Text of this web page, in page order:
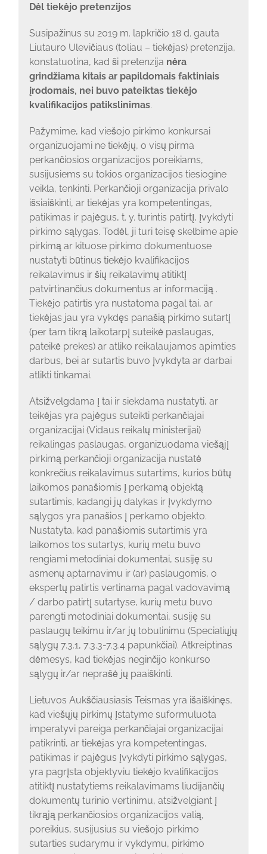
Dėl tiekėjo pretenzijos
Susipažinus su 2019 m. lapkričio 18 d. gauta
Liutauro Ulevičiaus (toliau – tiekėjas) pretenzija,
konstatuotina, kad ši pretenzija nėra
grindžiama kitais ar papildomais faktiniais
įrodomais, nei buvo pateiktas tiekėjo
kvalifikacijos patikslinimas.
Pažymime, kad viešojo pirkimo konkursai
organizuojami ne tiekėjų, o visų pirma
perkančiosios organizacijos poreikiams,
susijusiems su tokios organizacijos tiesiogine
veikla, tenkinti. Perkančioji organizacija privalo
išsiaiškinti, ar tiekėjas yra kompetentingas,
patikimas ir pajėgus, t. y. turintis patirtį, įvykdyti
pirkimo sąlygas. Todėl, ji turi teisę skelbime apie
pirkimą ar kituose pirkimo dokumentuose
nustatyti būtinus tiekėjo kvalifikacijos
reikalavimus ir šių reikalavimų atitiktį
patvirtinančius dokumentus ar informaciją .
Tiekėjo patirtis yra nustatoma pagal tai, ar
tiekėjas jau yra vykdęs panašią pirkimo sutartį
(per tam tikrą laikotarpį suteikė paslaugas,
pateikė prekes) ar atliko reikalaujamos apimties
darbus, bei ar sutartis buvo įvykdyta ar darbai
atlikti tinkamai.
Atsižvelgdama į tai ir siekdama nustatyti, ar
teikėjas yra pajėgus suteikti perkančiajai
organizacijai (Vidaus reikalų ministerijai)
reikalingas paslaugas, organizuodama viešąjį
pirkimą perkančioji organizacija nustatė
konkrečius reikalavimus sutartims, kurios būtų
laikomos panašiomis į perkamą objektą
sutartimis, kadangi jų dalykas ir įvykdymo
sąlygos yra panašios į perkamo objekto.
Nustatyta, kad panašiomis sutartimis yra
laikomos tos sutartys, kurių metu buvo
rengiami metodiniai dokumentai, susiję su
asmenų aptarnavimu ir (ar) paslaugomis, o
ekspertų patirtis vertinama pagal vadovavimą
/ darbo patirtį sutartyse, kurių metu buvo
parengti metodiniai dokumentai, susiję su
paslaugų teikimu ir/ar jų tobulinimu (Specialiųjų
sąlygų 7.3.1, 7.3.3-7.3.4 papunkčiai). Atkreiptinas
dėmesys, kad tiekėjas neginčijo konkurso
sąlygų ir/ar neprašė jų paaiškinti.
Lietuvos Aukščiausiasis Teismas yra išaiškinęs,
kad viešųjų pirkimų įstatyme suformuluota
imperatyvi pareiga perkančiajai organizacijai
patikrinti, ar tiekėjas yra kompetentingas,
patikimas ir pajėgus įvykdyti pirkimo sąlygas,
yra pagrįsta objektyviu tiekėjo kvalifikacijos
atitiktį nustatytiems reikalavimams liudijančių
dokumentų turinio vertinimu, atsižvelgiant į
tikrąją perkančiosios organizacijos valią,
poreikius, susijusius su viešojo pirkimo
sutarties sudarymu ir vykdymu, pirkimo